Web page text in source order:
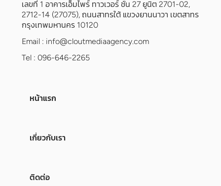
เลขที่ 1 อาคารเอ็มไพร์ ทาวเวอร์ ชั้น 27 ยูนิต 2701-02,
2712-14 (27075), ถนนสาทรใต้ แขวงยานนาวา เขตสาทร
กรุงเทพมหานคร 10120
Email : info@cloutmediaagency.com
Tel : 096-646-2265
หน้าแรก
เกี่ยวกับเรา
ติดต่อ